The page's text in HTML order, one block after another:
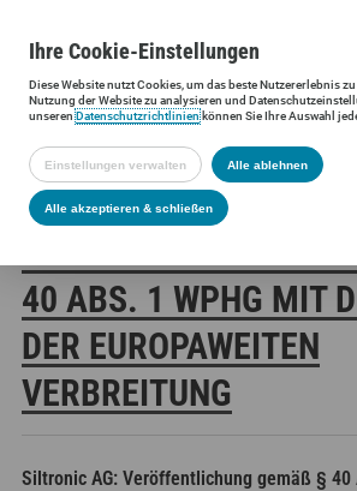
Siltronic AG Investoren
SILTRONIC AG:
0 ABS. 1 WPHG MIT
ER EUROPAWEITEN V
ERBREITUNG
Siltronic AG: Veröffentlichung gemäß § 40
IhreCookie-Einstellungen
DieseWebsitenutzt Cookies, um das beste Nutzererlebnis
Nutzung derWebsitezu analysieren und
unserenDatenschutzrichtlinienkönnen Sie Ihre Auswahl
Einstellungen verwalten Alle ablehnen
Alle akzeptieren & schließen